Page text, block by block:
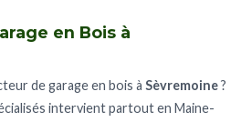
en Bois à
de garage en bois à Sèvremoine?
intervient partout en Maine-